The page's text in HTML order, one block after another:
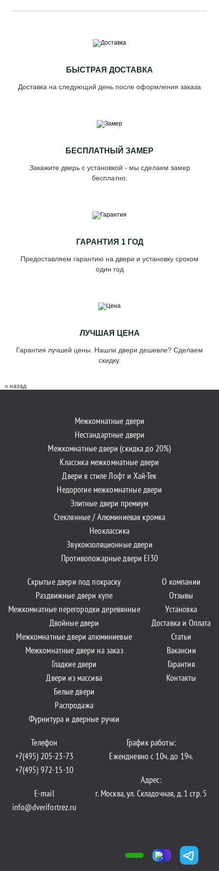
БЫСТРАЯ ДОСТАВКА
Доставка на следующий день после оформления заказа
БЕСПЛАТНЫЙ ЗАМЕР
Закажите дверь с установкой - мы сделаем замер
бесплатно.
ГАРАНТИЯ 1 ГОД
Предоставляем гарантию на двери и установку сроком
один год
ЛУЧШАЯ ЦЕНА
Гарантия лучшей цены. Нашли двери дешевле? Сделаем
скидку.
« назад
Межкомнатные двери
Нестандартные двери
Межкомнатные двери (скидка до 20%)
Классика межкомнатные двери
Двери в стиле Лофт и Хай-Тек
Недорогие межкомнатные двери
Элитные двери премиум
Стеклянные / Алюминиевая кромка
Неоклассика
Звукоизоляционные двери
Противопожарные двери EI30
Скрытые двери под покраску
Раздвижные двери купе
Межкомнатные перегородки деревянные
Двойные двери
Межкомнатные двери алюминиевые
Межкомнатные двери на заказ
Гладкие двери
Двери из массива
Белые двери
Распродажа
Фурнитура и дверные ручки
О компании
Отзывы
Установка
Доставка и Оплата
Статьи
Вакансии
Гарантия
Контакты
Телефон
+7(495) 205-23-73
+7(495) 972-15-10
E-mail
info@dverifortrez.ru
График работы:
Ежендневно с 10ч. до 19ч.
Адрес:
г. Москва, ул. Складочная, д. 1 стр. 5